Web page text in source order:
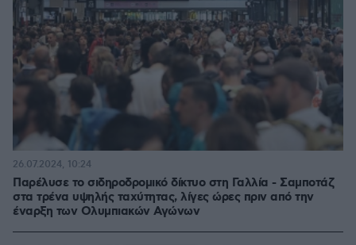
Παρέλυσε το σιδηροδρομικό δίκτυο στη Γαλλία - Σαμποτάζ
στα τρένα υψηλής ταχύτητας, λίγες ώρες πριν από την
έναρξη των Ολυμπιακών Αγώνων
26.07.2024, 10:24